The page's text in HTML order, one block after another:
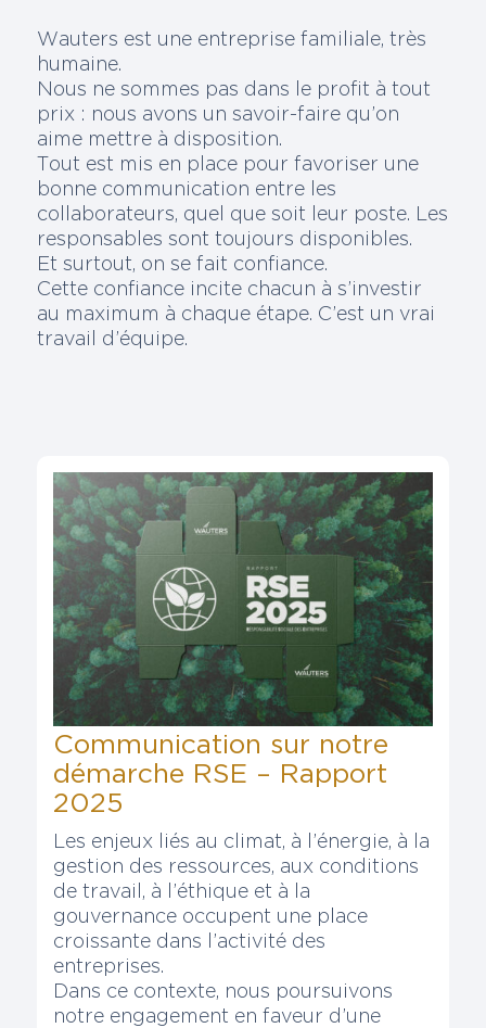
Wauters est une entreprise familiale, très
humaine.
Nous ne sommes pas dans le profit à tout
prix : nous avons un savoir-faire qu’on
aime mettre à disposition.
Tout est mis en place pour favoriser une
bonne communication entre les
collaborateurs, quel que soit leur poste. Les
responsables sont toujours disponibles.
Et surtout, on se fait confiance.
Cette confiance incite chacun à s’investir
au maximum à chaque étape. C’est un vrai
travail d’équipe.
Communication sur notre
démarche RSE – Rapport
2025
Les enjeux liés au climat, à l’énergie, à la
gestion des ressources, aux conditions
de travail, à l’éthique et à la
gouvernance occupent une place
croissante dans l’activité des
entreprises.
Dans ce contexte, nous poursuivons
notre engagement en faveur d’une